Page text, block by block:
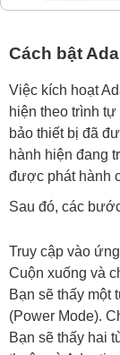
Cách bật
Việc kích hoạt
hiện theo trình
bảo thiết bị đã
hành hiện đang
được phát hành
Sau đó, các
Truy cập vào
Cuộn xuống và
Bạn sẽ thấy một
(Power Mode).
Bạn sẽ thấy hai